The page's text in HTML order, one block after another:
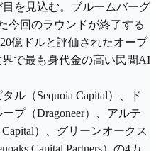
を見込む。ブルームバーグ
今回のラウンドが終了する
億ドルと評価されたオープ
で最も身代金の高い民間AI
ル（Sequoia Capital）、ド
プ（Dragoneer）、アルテ
）、グリーンオークス